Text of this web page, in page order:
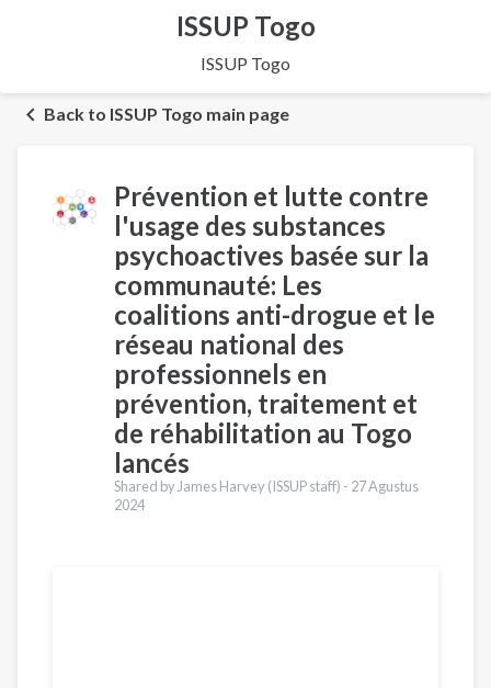
ISSUP Togo
ISSUP Togo
Back to ISSUP Togo main page
Prévention et lutte contre
l'usage des substances
psychoactives basée sur la
communauté: Les
coalitions anti-drogue et le
réseau national des
professionnels en
prévention, traitement et
de réhabilitation au Togo
lancés
Shared by James Harvey (ISSUP staff) - 27 Agustus
2024